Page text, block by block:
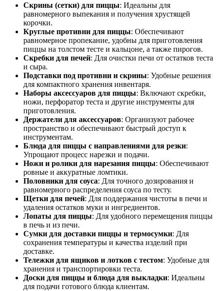
Скрины (сетки) для пиццы: Идеальны для
равномерного выпекания и получения хрустящей
корочки.
Круглые противни для пиццы: Обеспечивают
равномерное пропекание, удобны для приготовления
пиццы на толстом тесте и кальцоне, а также пирогов.
Скребки для печей: Для очистки печи от остатков теста
и сыра.
Подставки под противни и скрины: Удобные решения
для компактного хранения инвентаря.
Наборы аксессуаров для пиццы: Включают скребки,
ножи, перфоратор теста и другие инструменты для
приготовления.
Держатели для аксессуаров: Организуют рабочее
пространство и обеспечивают быстрый доступ к
инструментам.
Блюда для пиццы с направлениями для резки:
Упрощают процесс нарезки и подачи.
Ножи и ролики для нарезания пиццы: Обеспечивают
ровные и аккуратные ломтики.
Половники для соуса: Для точного дозирования и
равномерного распределения соуса по тесту.
Щетки для печей: Для поддержания чистоты в печи и
удаления остатков муки и ингредиентов.
Лопаты для пиццы: Для удобного перемещения пиццы
в печь и из печи.
Сумки для доставки пиццы и термосумки: Для
сохранения температуры и качества изделий при
доставке.
Тележки для ящиков и лотков с тестом: Удобные для
хранения и транспортировки теста.
Доски для пиццы и блюда для выкладки: Идеальны
для подачи готового блюда клиентам.